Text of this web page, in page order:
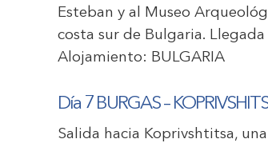
Esteban y al Museo
costa sur de Bulgaria.
Alojamiento: BULGARIA
Día 7 BURGAS –
Salida hacia Koprivshtitsa,